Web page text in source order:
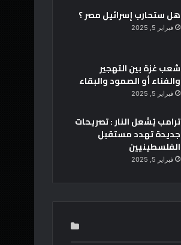
هل ستحارب إسرائيل مصر ؟
فبراير 5, 2025
شعب غزة بين التهجير
والفناء أو الصمود والبقاء
فبراير 5, 2025
ترامب يُشعل النار : تصريحات
جديدة تهدد مستقبل
الفلسطينيين
فبراير 5, 2025